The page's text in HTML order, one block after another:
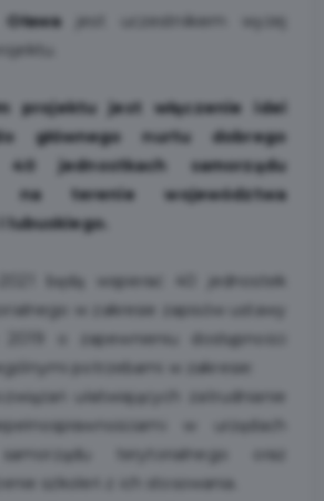
jest uczestnikiem wyżej
projektu jest włączenie idei
głównego nurtu dobrego
jednostkach samorządu
na terenie województwa
lubuskiego.
będą wspierać 40 jednostek
w zakresie zapisów ustawy
o zapewnieniu dostępności
potrzebami w zakresie:
ułatwiających zatrudnianie
w urzędach
terytorialnego oraz
szkoleń z ich stosowania.